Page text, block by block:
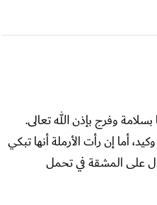
وفرج بإذن الله تعالى.
أما إن رأت الأرملة أنها تبكي
على المشقة في تحمل